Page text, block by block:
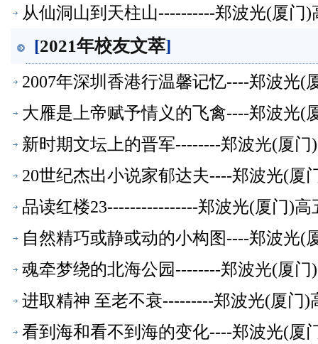
文萃】
从仙洞山到天柱山----------郑波光(厦门
[2021年校友文萃]
2007年深圳香港行温馨记忆----郑波光(
大雁是上帝赋予情义的飞禽----郑波光(
新时期文坛上的晋军--------郑波光(厦
20世纪杰出小说家郁达夫----郑波光(厦
品读红楼23----------------郑波光(厦门)
自然精巧或静或动的小构图----郑波光(
魂牵梦绕的北海公园--------郑波光(厦
进取精神 至老不衰---------郑波光(厦门)
看到海和看不到海的变化----郑波光(厦